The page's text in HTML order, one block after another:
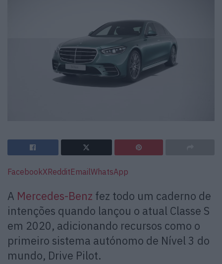
FacebookXRedditEmailWhatsApp
A Mercedes-Benz fez todo um caderno de
intenções quando lançou o atual Classe S
em 2020, adicionando recursos como o
primeiro sistema autónomo de Nível 3 do
mundo, Drive Pilot.